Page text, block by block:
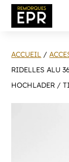
ACCUEIL /
RIDELLES ALU
HOCHLADER /